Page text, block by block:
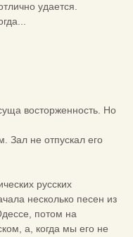
удается.
восторженность. Но
Зал не отпускал его
русских
несколько песен из
потом на
а, когда мы его не